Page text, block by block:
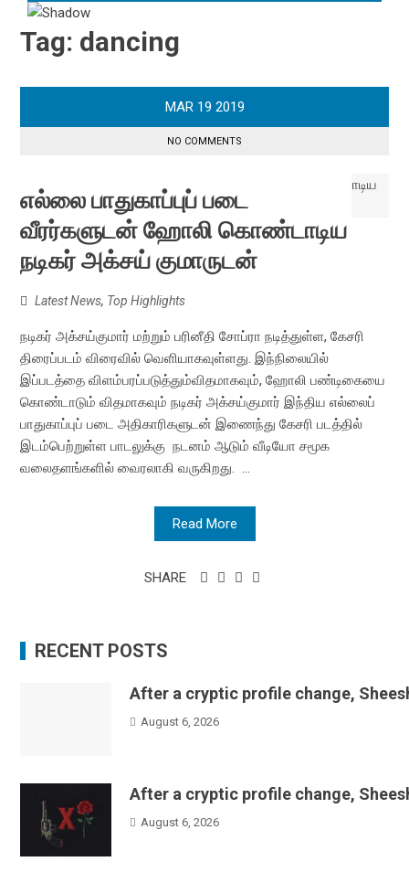
Tag: dancing
MAR 19 2019
NO COMMENTS
எல்லை பாதுகாப்புப் படை
வீரர்களுடன் ஹோலி கொண்டாடிய
நடிகர் அக்சய் குமாருடன்
Latest News, Top Highlights
நடிகர் அக்சய்குமார் மற்றும் பரினீதி சோப்ரா நடித்துள்ள, கேசரி
திரைப்படம் விரைவில் வெளியாகவுள்ளது. இந்நிலையில்
இப்படத்தை விளம்பரப்படுத்தும்விதமாகவும், ஹோலி பண்டிகையை
கொண்டாடும் விதமாகவும் நடிகர் அக்சய்குமார் இந்திய எல்லைப்
பாதுகாப்புப் படை அதிகாரிகளுடன் இணைந்து கேசரி படத்தில்
இடம்பெற்றுள்ள பாடலுக்கு நடனம் ஆடும் வீடியோ சமூக
வலைதளங்களில் வைரலாகி வருகிறது. ...
Read More
SHARE
RECENT POSTS
After a cryptic profile change,
August 6, 2026
After a cryptic profile change,
August 6, 2026